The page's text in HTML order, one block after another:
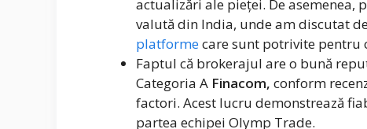
actualizări ale pieței. De
valută din India, unde am discutat
platformecare sunt potrivite pentru
Faptul că brokerajul are o bună
Categoria A Finacom, conform
factori. Acest lucru demonstrează
partea echipei Olymp Trade.